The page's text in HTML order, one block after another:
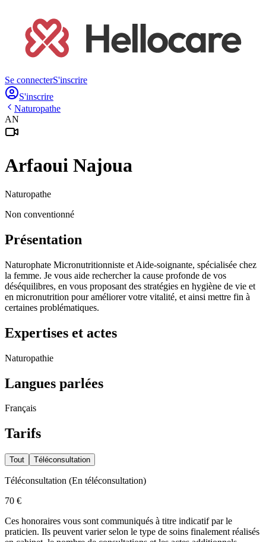
Se connecterS'inscrire
S'inscrire
Naturopathe
AN
Arfaoui Najoua
Naturopathe
Non conventionné
Présentation
Naturophate Micronutritionniste et Aide-soignante, spécialisée chez
la femme. Je vous aide rechercher la cause profonde de vos
déséquilibres, en vous proposant des stratégies en hygiène de vie et
en micronutrition pour améliorer votre vitalité, et ainsi mettre fin à
certaines problématiques.
Expertises et actes
Naturopathie
Langues parlées
Français
Tarifs
Tout Téléconsultation
Téléconsultation (En téléconsultation)
70 €
Ces honoraires vous sont communiqués à titre indicatif par le
praticien. Ils peuvent varier selon le type de soins finalement réalisés